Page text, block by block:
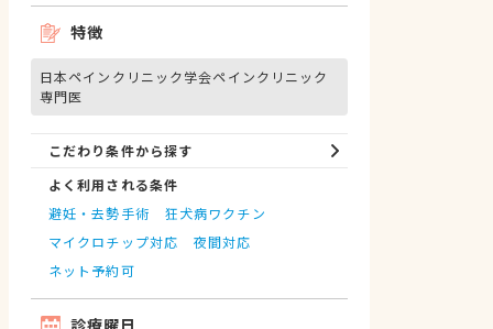
特徴
日本ペインクリニック学会ペインクリニック
専門医
こだわり条件から探す
よく利用される条件
避妊・去勢手術
狂犬病ワクチン
マイクロチップ対応
夜間対応
ネット予約可
診療曜日